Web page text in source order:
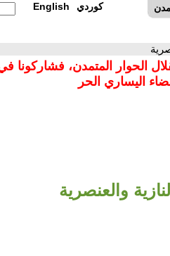
English كوردي
الحوار المتمدن، فشاركونا
اليساري الحر
والعنصرية